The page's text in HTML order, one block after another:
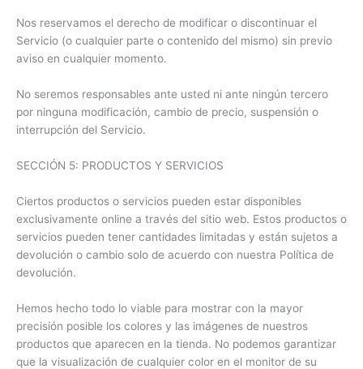
Nos reservamos el derecho de modificar o discontinuar el
Servicio (o cualquier parte o contenido del mismo) sin previo
aviso en cualquier momento.
No seremos responsables ante usted ni ante ningún tercero
por ninguna modificación, cambio de precio, suspensión o
interrupción del Servicio.
SECCIÓN 5: PRODUCTOS Y SERVICIOS
Ciertos productos o servicios pueden estar disponibles
exclusivamente online a través del sitio web. Estos productos o
servicios pueden tener cantidades limitadas y están sujetos a
devolución o cambio solo de acuerdo con nuestra Política de
devolución.
Hemos hecho todo lo viable para mostrar con la mayor
precisión posible los colores y las imágenes de nuestros
productos que aparecen en la tienda. No podemos garantizar
que la visualización de cualquier color en el monitor de su